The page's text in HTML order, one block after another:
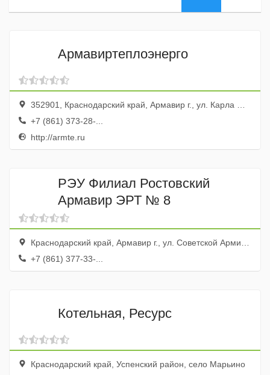
Армавиртеплоэнерго
352901, Краснодарский край, Армавир г., ул. Карла Маркса, 1/1
+7 (861) 373-28-...
http://armte.ru
РЭУ Филиал Ростовский
Армавир ЭРТ № 8
Краснодарский край, Армавир г., ул. Советской Армии, 214
+7 (861) 377-33-...
Котельная, Ресурс
Краснодарский край, Успенский район, село Марьино